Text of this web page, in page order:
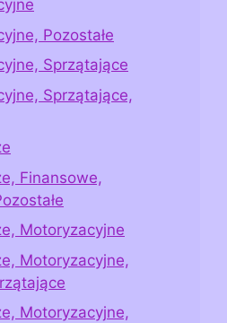
Pozostałe
Sprzątające
Sprzątające,
Finansowe,
Motoryzacyjne
Motoryzacyjne,
Motoryzacyjne,